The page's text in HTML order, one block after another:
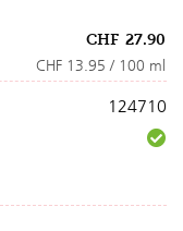
CHF 27.90
CHF 13.95 / 100 ml
124710